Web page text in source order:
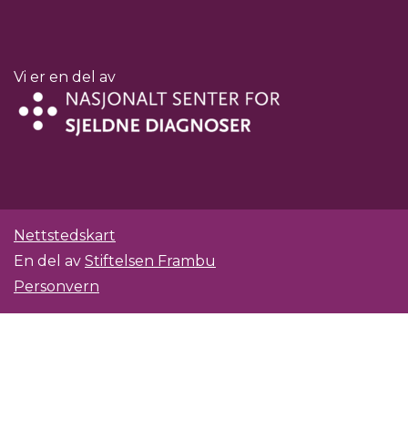
Vi er en del av
Nettstedskart
En del av Stiftelsen Frambu
Personvern